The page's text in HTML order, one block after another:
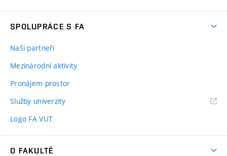
SPOLUPRÁCE S FA
Naši partneři
Mezinárodní aktivity
Pronájem prostor
Služby univerzity
Logo FA VUT
O FAKULTĚ